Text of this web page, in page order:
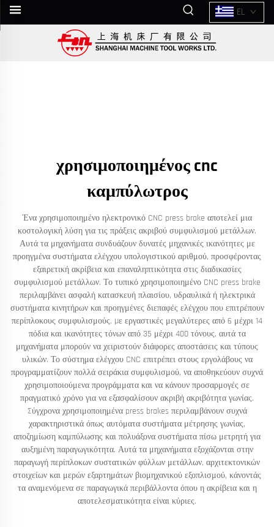
EL
χρησιμοποιημένος cnc
καμπύλωτρος
Ένα χρησιμοποιημένο ηλεκτρονικό CNC press brake αποτελεί μια
κοστολογική λύση για τις πράξεις ακριβού συμφυλισμού μετάλλων.
Αυτά τα μηχανήματα συνδυάζουν δυνατές μηχανικές ικανότητες με
προηγμένα συστήματα ελέγχου υπολογιστικού αριθμού, προσφέροντας
εξαιρετική ακρίβεια και επαναληπτικότητα στις διαδικασίες
συμφυλισμού μετάλλων. Το τυπικό χρησιμοποιημένο CNC press brake
περιλαμβάνει ασφαλή κατασκευή πλαισίου, υδραυλικά ή ηλεκτρικά
συστήματα κινητήρων και προηγμένες διεπαφές ελέγχου που επιτρέπουν
περίπλοκους συμφυλισμούς. Με εργαστικές μεγαλύτερες από 6 μέχρι 14
πόδια και ικανότητες τόνων από 35 μέχρι 400 τόνους, αυτά τα
μηχανήματα μπορούν να χειριστούν διάφορες αποστάσεις και τύπους
υλικών. Το σύστημα ελέγχου CNC επιτρέπει στους εργολάβους να
προγραμματίζουν πολλά σειράκια συμφυλισμού, να αποθηκεύουν συχνά
χρησιμοποιούμενα προγράμματα και να κάνουν προσαρμογές σε
πραγματικό χρόνο για να εξασφαλίσουν ακριβή ακριβότητα γωνίας.
Σύγχρονα χρησιμοποιημένα press brakes περιλαμβάνουν συχνά
χαρακτηριστικά όπως αυτόματα συστήματα μέτρησης γωνίας,
αποζημίωση καμπύλωσης και πολυάξονα συστήματα πίσω μετρητή για
αυξημένη παραγωγικότητα. Αυτά τα μηχανήματα εξοχάζονται στην
παραγωγή περίπλοκων συστατικών φύλλων μετάλλων, αρχιτεκτονικών
στοιχείων και μερών εξαρτημάτων βιομηχανικού εξοπλισμού, κάνοντάς
τα αναμενόμενα σε παραγωγικά περιβάλλοντα όπου η ακρίβεια και η
αποτελεσματικότητα είναι κύριες.